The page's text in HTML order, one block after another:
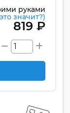
руками
значит?)
819 ₽